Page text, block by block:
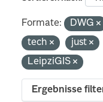
Formate: DWG
tech
just
LeipziGIS
Ergebnisse